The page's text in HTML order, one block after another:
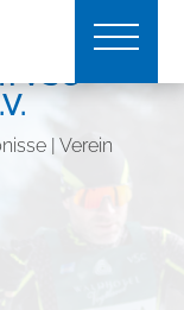
VSC
| Verein